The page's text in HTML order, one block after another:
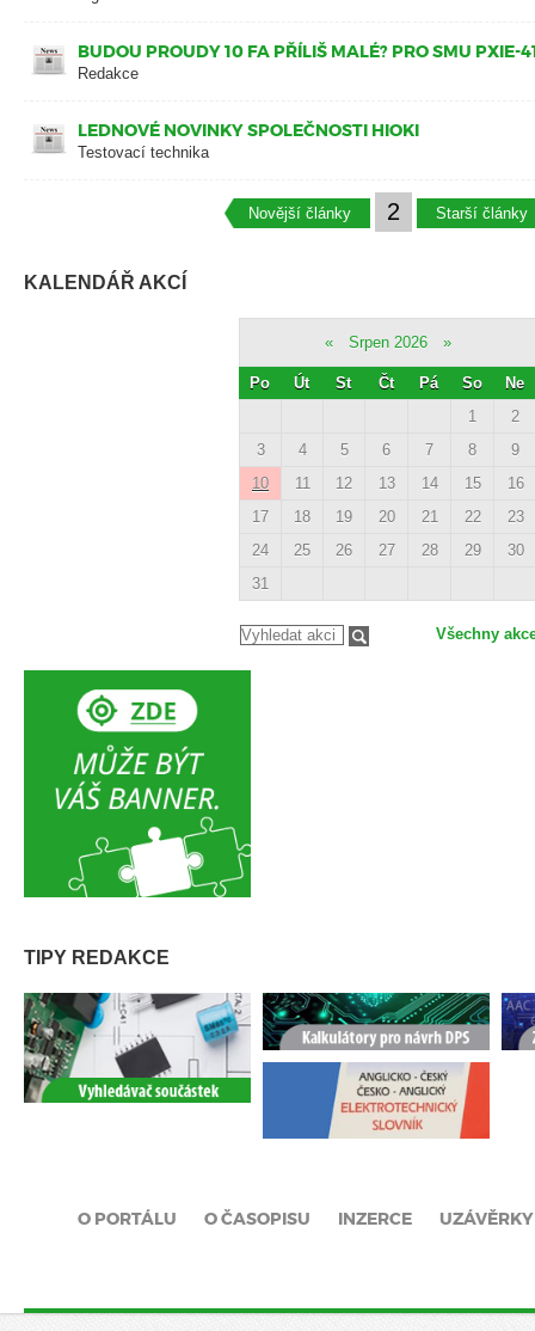
BUDOU PROUDY 10 FA PŘÍLIŠ MALÉ? PRO SMU PXIE-
Redakce
LEDNOVÉ NOVINKY SPOLEČNOSTI HIOKI
Testovací technika
Novější články 2 Starší články
KALENDÁŘ AKCÍ
« Srpen 2026 »
Po Út St Čt Pá So
Ne
1
2
3
4 5 6 7 8
9
10
11 12 13 14 15
16
17
18 19 20 21 22
23
24
25 26 27 28 29
30
31
Všechny
TIPY REDAKCE
O PORTÁLU O ČASOPISU INZERCE UZÁVĚRKY